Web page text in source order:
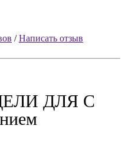
/Написать отзыв
ДЛЯ C